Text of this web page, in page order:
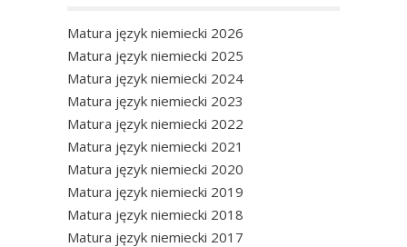
Matura język niemiecki 2026
Matura język niemiecki 2025
Matura język niemiecki 2024
Matura język niemiecki 2023
Matura język niemiecki 2022
Matura język niemiecki 2021
Matura język niemiecki 2020
Matura język niemiecki 2019
Matura język niemiecki 2018
Matura język niemiecki 2017